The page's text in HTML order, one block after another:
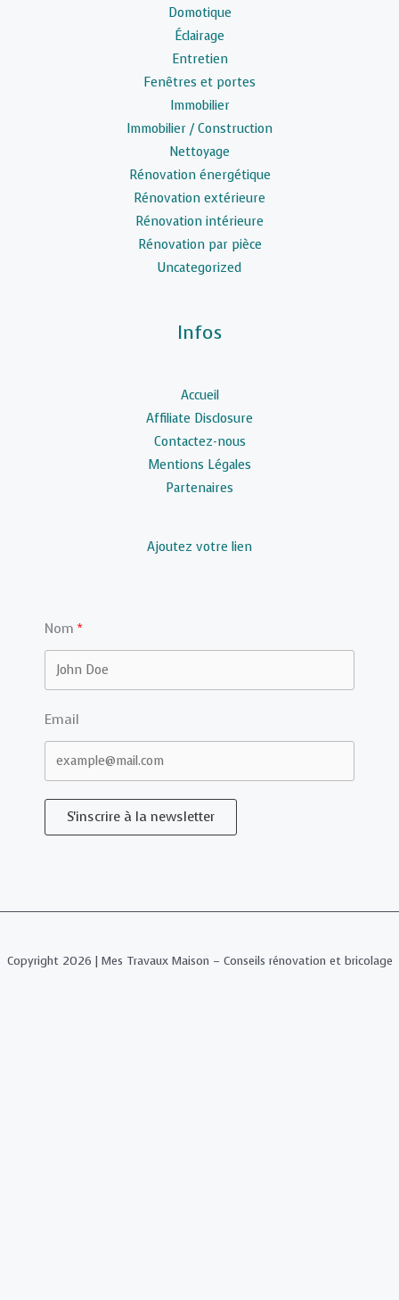
Domotique
Éclairage
Entretien
Fenêtres et portes
Immobilier
Immobilier / Construction
Nettoyage
Rénovation énergétique
Rénovation extérieure
Rénovation intérieure
Rénovation par pièce
Uncategorized
Infos
Accueil
Affiliate Disclosure
Contactez-nous
Mentions Légales
Partenaires
Ajoutez votre lien
Nom
Email
S'inscrire à la newsletter
Copyright 2026 | Mes Travaux Maison – Conseils rénovation et bricolage